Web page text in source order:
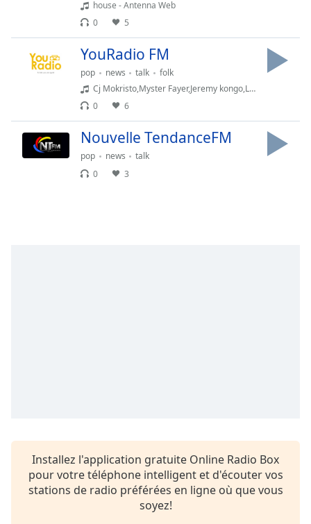
Opacity
house - Antenna Web
0
5
YouRadio FM
pop news talk
folk
Cj Mokristo,Myster Fayer,Jeremy kongo,Leggacy Alyma - Angel Musik Céleste Unisson
0
6
Nouvelle TendanceFM
pop news
talk
0
3
Installez l'application gratuite Online Radio Box
pour votre téléphone intelligent et d'écouter vos
stations de radio préférées en ligne où que vous
soyez!